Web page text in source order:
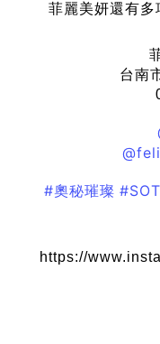
菲麗美妍還有
台南
#奧秘璀璨
https://